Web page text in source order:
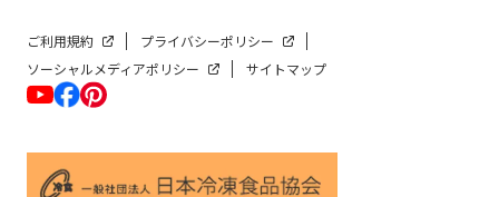
ご利用規約
プライバシーポリシー
ソーシャルメディアポリシー
サイトマップ